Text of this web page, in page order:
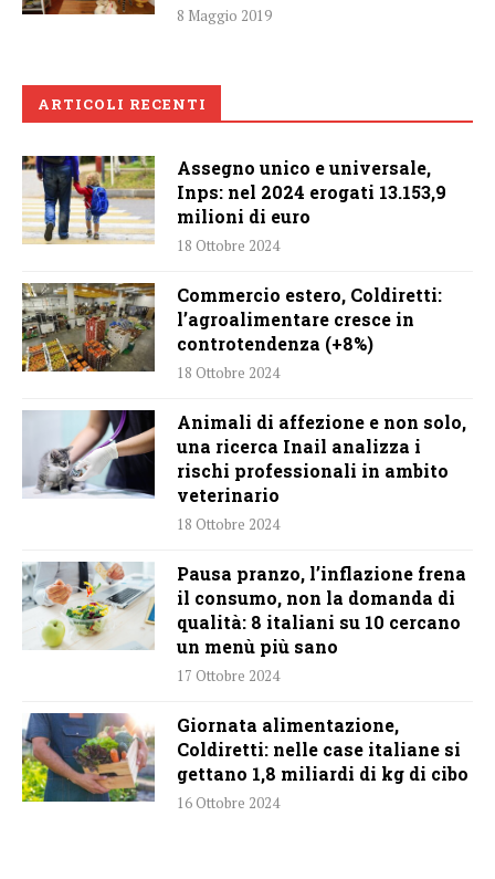
8 Maggio 2019
ARTICOLI RECENTI
Assegno unico e universale,
Inps: nel 2024 erogati 13.153,9
milioni di euro
18 Ottobre 2024
Commercio estero, Coldiretti:
l’agroalimentare cresce in
controtendenza (+8%)
18 Ottobre 2024
Animali di affezione e non solo,
una ricerca Inail analizza i
rischi professionali in ambito
veterinario
18 Ottobre 2024
Pausa pranzo, l’inflazione frena
il consumo, non la domanda di
qualità: 8 italiani su 10 cercano
un menù più sano
17 Ottobre 2024
Giornata alimentazione,
Coldiretti: nelle case italiane si
gettano 1,8 miliardi di kg di cibo
16 Ottobre 2024